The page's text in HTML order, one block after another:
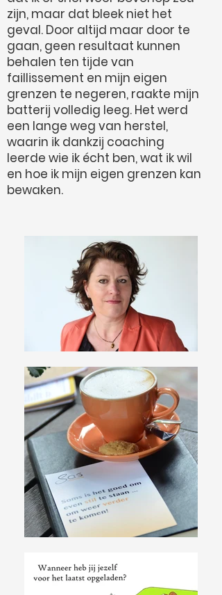
zijn, maar dat bleek niet het
geval. Door altijd maar door te
gaan, geen resultaat kunnen
behalen ten tijde van
faillissement en mijn eigen
grenzen te negeren, raakte mijn
batterij volledig leeg. Het werd
een lange weg van herstel,
waarin ik dankzij coaching
leerde wie ik écht ben, wat ik wil
en hoe ik mijn eigen grenzen kan
bewaken.